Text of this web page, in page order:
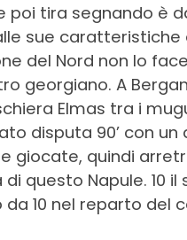
poi tira segnando è
sue caratteristiche
del Nord non lo
georgiano. A
Elmas tra i
disputa 90’ con
giocate, quindi
questo Napule. 10
10 nel reparto del